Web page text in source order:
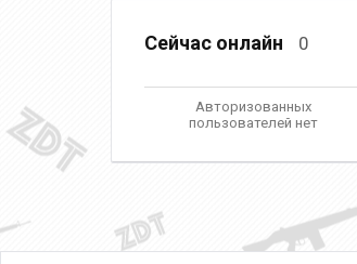
Сейчас онлайн 0
Авторизованных
пользователей нет